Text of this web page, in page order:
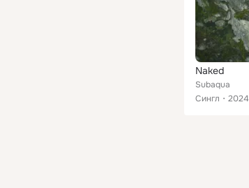
Naked
Subaqua
Сингл
2024